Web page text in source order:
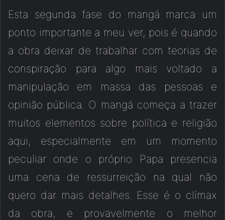
Esta segunda fase do mangá marca um
ponto importante a meu ver, pois é quando
a obra deixar de trabalhar com teorias de
conspiração para algo mais voltado a
manipulação em massa das pessoas e
opinião pública. O mangá começa a trazer
muitos elementos sobre política e religião
aqui, especialmente em um momento
peculiar onde o próprio Papa presencia
uma cena de ressurreição na qual não
quero dar mais detalhes. Esse é o clímax
da obra, e provavelmente o melhor